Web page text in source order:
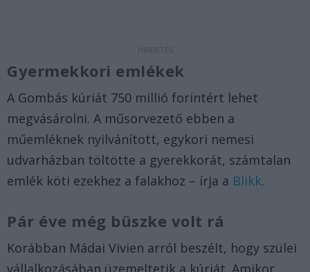
Gyermekkori emlékek
A Gombás kúriát 750 millió forintért lehet
megvásárolni. A műsorvezető ebben a
műemléknek nyilvánított, egykori nemesi
udvarházban töltötte a gyerekkorát, számtalan
emlék köti ezekhez a falakhoz – írja a Blikk.
Pár éve még büszke volt rá
Korábban Mádai Vivien arról beszélt, hogy szülei
vállalkozásában üzemeltetik a kúriát. Amikor